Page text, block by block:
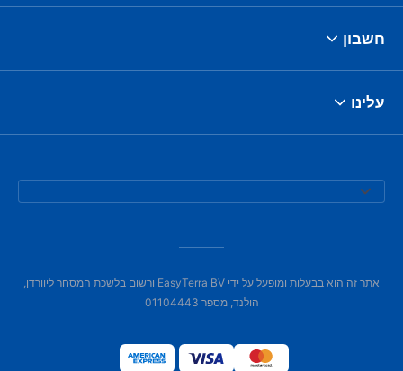
חשבון
עלינו
אתר זה הוא בבעלות ומופעל על ידי EasyTerra BV ורשום בלשכת המסחר ליוורדן,
הולנד, מספר 01104443